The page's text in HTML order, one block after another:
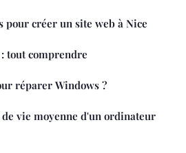
créer un site web à Nice
tout comprendre
réparer Windows ?
vie moyenne d'un ordinateur